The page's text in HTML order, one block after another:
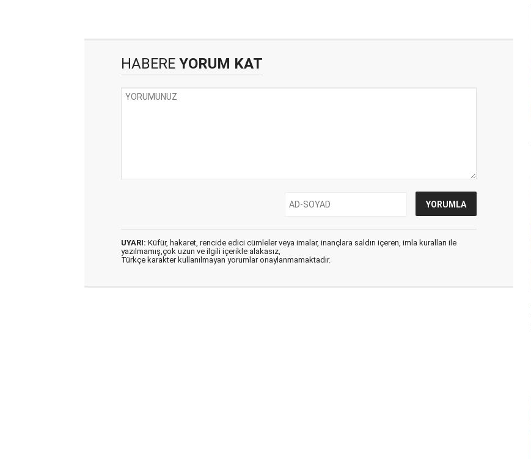
HABERE YORUM KAT
UYARI: Küfür, hakaret, rencide edici cümleler veya imalar, inançlara saldırı içeren, imla kuralları ile
yazılmamış,çok uzun ve ilgili içerikle alakasız,
Türkçe karakter kullanılmayan yorumlar onaylanmamaktadır.